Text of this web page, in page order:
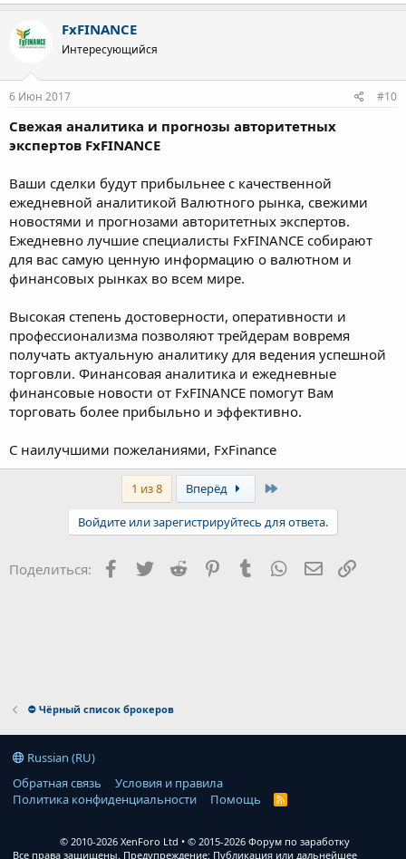
FxFINANCE
Интересующийся
6 Июн 2017 #10
Свежая аналитика и прогнозы авторитетных
экспертов FxFINANCE
Ваши сделки будут прибыльнее с качественной
ежедневной аналитикой Валютного рынка, свежими
новостями и прогнозами авторитетных экспертов.
Ежедневно лучшие специалисты FxFINANCE собирают
для вас самую ценную информацию о валютном и
финансовых рынках во всем мире.
Высокая степень достоверности, оперативности и
профессионализма позволяют трейдерам вовремя
получать актуальную аналитику для ведения успешной
торговли. Финансовая аналитика и ежедневные
финансовые новости от FxFINANCE помогут Вам
торговать более прибыльно и эффективно.
С наилучшими пожеланиями, FxFinance
1 из 8 Вперёд
Войдите или зарегистрируйтесь для ответа.
Поделиться: Facebook
Twitter Reddit PinterestTumblr WhatsApp
⛔ Чёрный список брокеров
Russian (RU)
Обратная связь
Условия и правила
Политика конфиденциальности
Помощь
R
© 2010-2026 XenForo Ltd
© 2015-2026 Форум по заработку
Все права защищены. Предупреждение: Публикация или дальнейшее